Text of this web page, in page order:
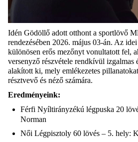
Idén Gödöllő adott otthont a sportlövő
rendezésében 2026. május 03-án. Az
különösen erős mezőnyt vonultatott fel,
versenyző részvétele rendkívül izgalmas
alakított ki, mely emlékezetes
résztvevő és néző számára.
Eredményeink:
Férfi Nyíltirányzékú légpuska 20
Norman
Női Légpisztoly 60 lövés – 5. hely: